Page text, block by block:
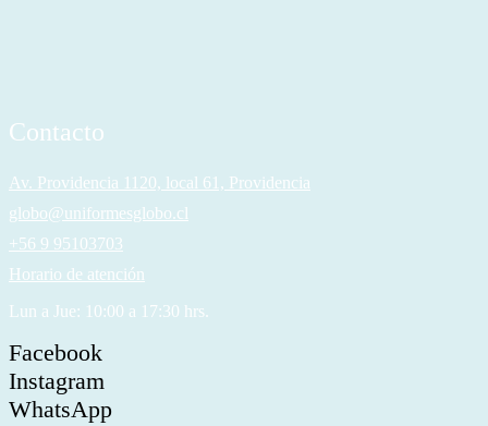
Contacto
Av. Providencia 1120, local 61, Providencia
globo@uniformesglobo.cl
+56 9 95103703
Horario de atención
Lun a Jue: 10:00 a 17:30 hrs.
Facebook
Instagram
WhatsApp